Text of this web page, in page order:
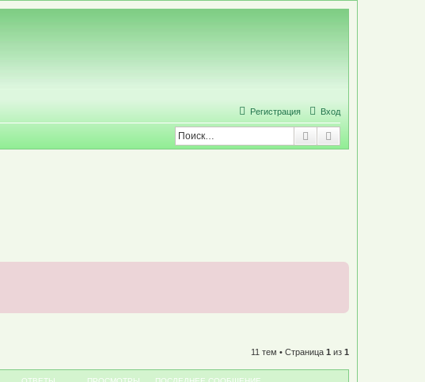
Вход
Регистрация
Поиск
11 тем • Страница 1 из 1